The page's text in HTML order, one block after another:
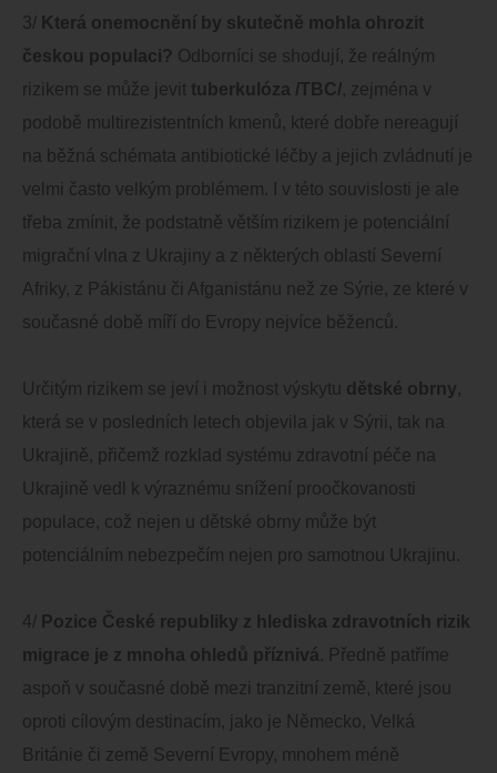
3/ Která onemocnění by skutečně mohla ohrozit
českou populaci? Odborníci se shodují, že reálným
rizikem se může jevit tuberkulóza /TBC/, zejména v
podobě multirezistentních kmenů, které dobře nereagují
na běžná schémata antibiotické léčby a jejich zvládnutí je
velmi často velkým problémem. I v této souvislosti je ale
třeba zmínit, že podstatně větším rizikem je potenciální
migrační vlna z Ukrajiny a z některých oblastí Severní
Afriky, z Pákistánu či Afganistánu než ze Sýrie, ze které v
současné době míří do Evropy nejvíce běženců.
Určitým rizikem se jeví i možnost výskytu dětské obrny,
která se v posledních letech objevila jak v Sýrii, tak na
Ukrajině, přičemž rozklad systému zdravotní péče na
Ukrajině vedl k výraznému snížení proočkovanosti
populace, což nejen u dětské obrny může být
potenciálním nebezpečím nejen pro samotnou Ukrajinu.
4/ Pozice České republiky z hlediska zdravotních rizik
migrace je z mnoha ohledů příznivá. Předně patříme
aspoň v současné době mezi tranzitní země, které jsou
oproti cílovým destinacím, jako je Německo, Velká
Británie či země Severní Evropy, mnohem méně